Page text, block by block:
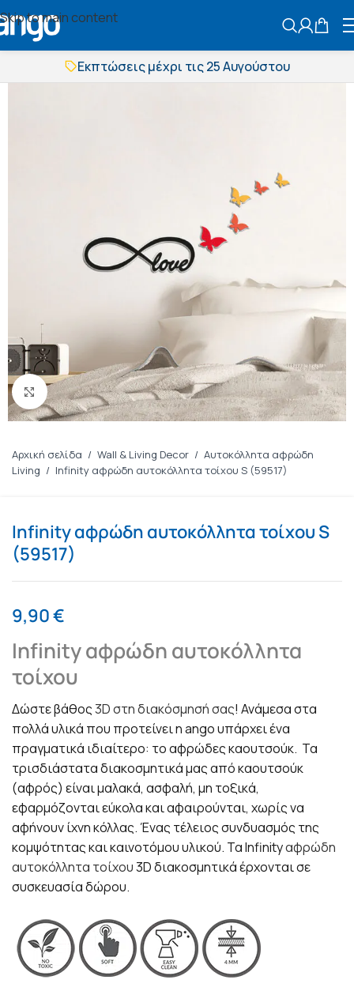
Skip to main content
Εκπτώσεις μέχρι τις 25 Αυγούστου
Άμεση παράδοση
Πατήστε για μεγέθυνση
Αρχική σελίδα / Wall & Living Decor / Αυτοκόλλητα αφρώδη
Living / Infinity αφρώδη αυτοκόλλητα τοίχου S (59517)
Infinity αφρώδη αυτοκόλλητα τοίχου S
(59517)
9,90€
Infinity αφρώδη αυτοκόλλητα
τοίχου
Δώστε βάθος3D στη διακόσμησή σας! Ανάμεσα στα
πολλά υλικά που προτείνει η ango υπάρχει ένα
πραγματικά ιδιαίτερο: το αφρώδες καουτσούκ. Τα
τρισδιάστατα διακοσμητικά μας από καουτσούκ
(αφρός) είναι μαλακά, ασφαλή, μη τοξικά,
εφαρμόζονται εύκολα και αφαιρούνται, χωρίς να
αφήνουν ίχνη κόλλας. Ένας τέλειος συνδυασμός της
κομψότητας και καινοτόμου υλικού. Τα Infinityαφρώδη
αυτοκόλλητα τοίχου3D διακοσμητικά έρχονται σε
συσκευασία δώρου.